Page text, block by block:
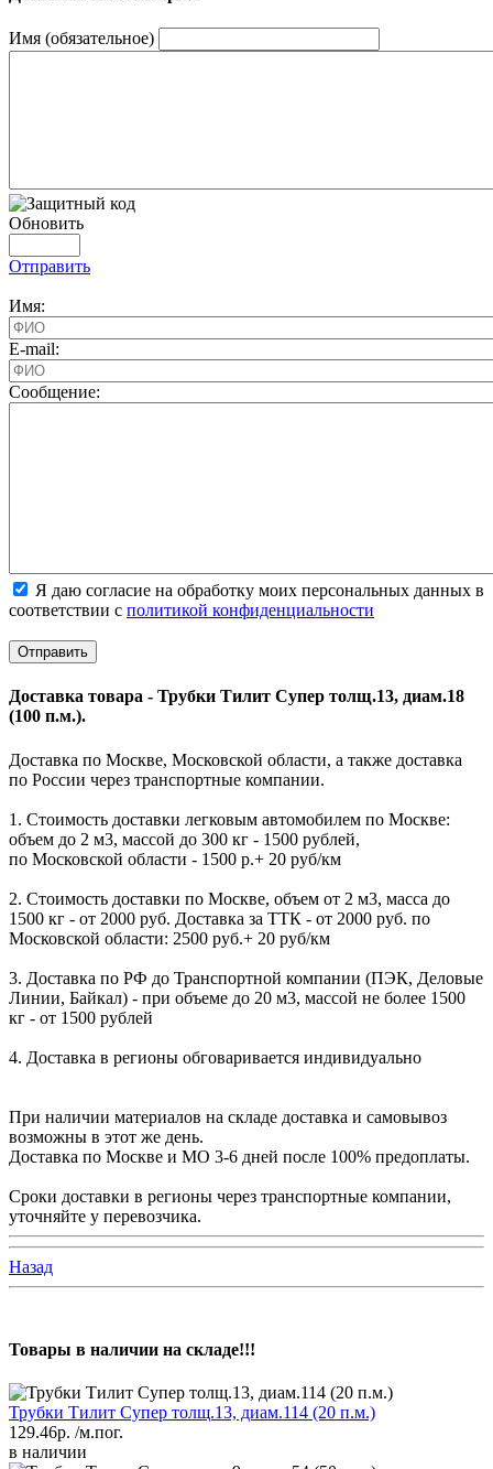
Имя (обязательное)
Обновить
Отправить
Имя:
E-mail:
Cообщение:
Я даю согласие на обработку моих персональных данных в
соответствии с политикой конфиденциальности
Доставка товара - Трубки Тилит Супер толщ.13, диам.18
(100 п.м.).
Доставка по Москве, Московской области, а также доставка
по России через транспортные компании.
1. Стоимость доставки легковым автомобилем по Москве:
объем до 2 м3, массой до 300 кг - 1500 рублей,
по Московской области - 1500 р.+ 20 руб/км
2. Стоимость доставки по Москве, объем от 2 м3, масса до
1500 кг - от 2000 руб. Доставка за ТТК - от 2000 руб. по
Московской области: 2500 руб.+ 20 руб/км
3. Доставка по РФ до Транспортной компании (ПЭК, Деловые
Линии, Байкал) - при объеме до 20 м3, массой не более 1500
кг - от 1500 рублей
4. Доставка в регионы обговаривается индивидуально
При наличии материалов на складе доставка и самовывоз
возможны в этот же день.
Доставка по Москве и МО 3-6 дней после 100% предоплаты.
Сроки доставки в регионы через транспортные компании,
уточняйте у перевозчика.
Назад
Товары в наличии на складе!!!
Трубки Тилит Супер толщ.13, диам.114 (20 п.м.)
129.46р. /м.пог.
в наличии